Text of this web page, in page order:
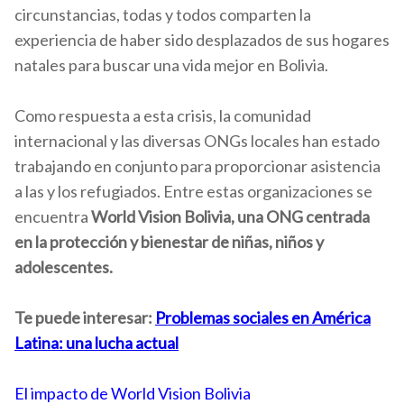
circunstancias, todas y todos comparten la
experiencia de haber sido desplazados de sus hogares
natales para buscar una vida mejor en Bolivia.
Como respuesta a esta crisis, la comunidad
internacional y las diversas ONGs locales han estado
trabajando en conjunto para proporcionar asistencia
a las y los refugiados. Entre estas organizaciones se
encuentraWorld Vision Bolivia,una ONG centrada
en la protección y bienestar de niñas, niños y
adolescentes.
Te puede interesar: Problemas sociales en América
Latina: una lucha actual
El impacto de World Vision Bolivia